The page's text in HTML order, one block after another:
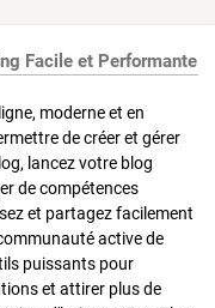
Facile et Performante
moderne et en
de créer et gérer
lancez votre blog
de compétences
et partagez facilement
active de
puissants pour
et attirer plus de